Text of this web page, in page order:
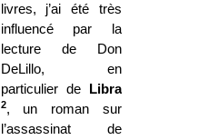
livres, j’ai été très
influencé par la
lecture de Don
DeLillo, en
particulier de Libra
2, un roman sur
l’assassinat de